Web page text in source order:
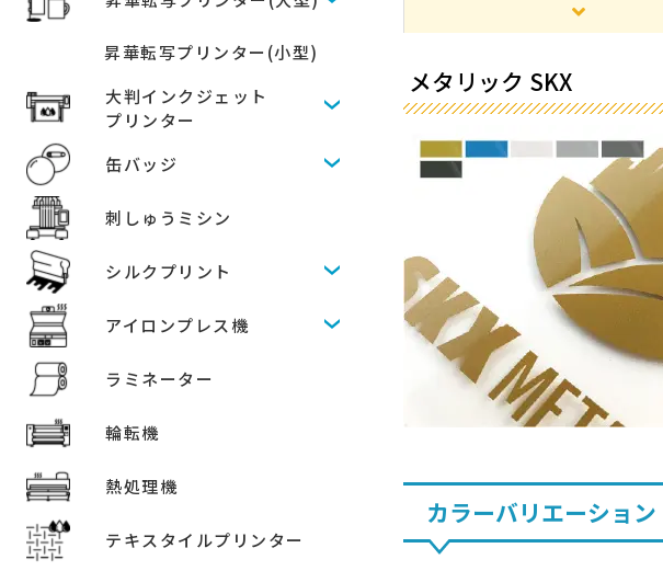
昇華転写プリンター(小型)
大判インクジェット
プリンター
缶バッジ
刺しゅうミシン
シルクプリント
アイロンプレス機
ラミネーター
輪転機
熱処理機
テキスタイルプリンター
メタリック SKX
カラーバリエーション